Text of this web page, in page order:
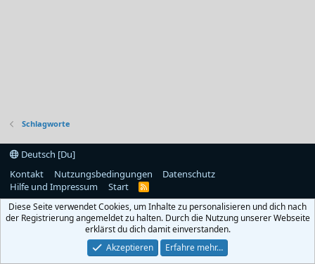
Schlagworte
Deutsch [Du]
Kontakt
Nutzungsbedingungen
Datenschutz
Hilfe und Impressum
Start
R
S
Diese Seite verwendet Cookies, um Inhalte zu personalisieren und dich nach
der Registrierung angemeldet zu halten. Durch die Nutzung unserer Webseite
erklärst du dich damit einverstanden.
Akzeptieren
Erfahre mehr…